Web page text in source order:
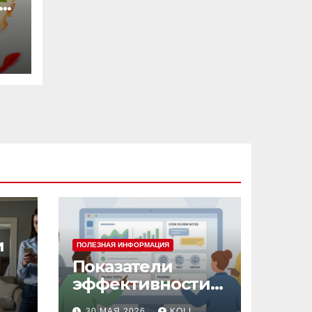
ПОЛЕЗНАЯ ИНФОРМАЦИЯ
Показатели
эффективности
контакт-центра: